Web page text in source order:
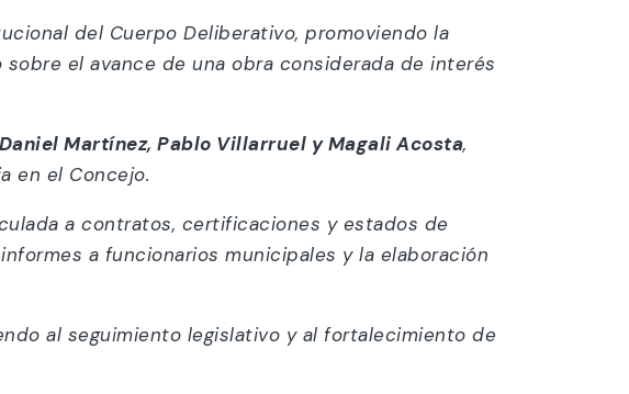
del Cuerpo Deliberativo, promoviendo la
el avance de una obra considerada de interés
Martínez, Pablo Villarruel y Magali Acosta,
en el Concejo.
a contratos, certificaciones y estados de
a funcionarios municipales y la elaboración
al seguimiento legislativo y al fortalecimiento de